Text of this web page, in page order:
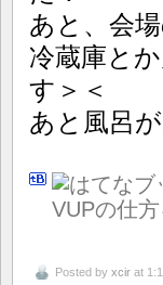
あと、会
冷蔵庫と
す＞＜
あと風呂
Posted by xcir at